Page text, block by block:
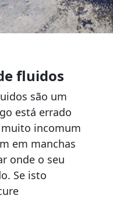
fluidos
são um
está errado
muito incomum
em manchas
onde o seu
Se isto